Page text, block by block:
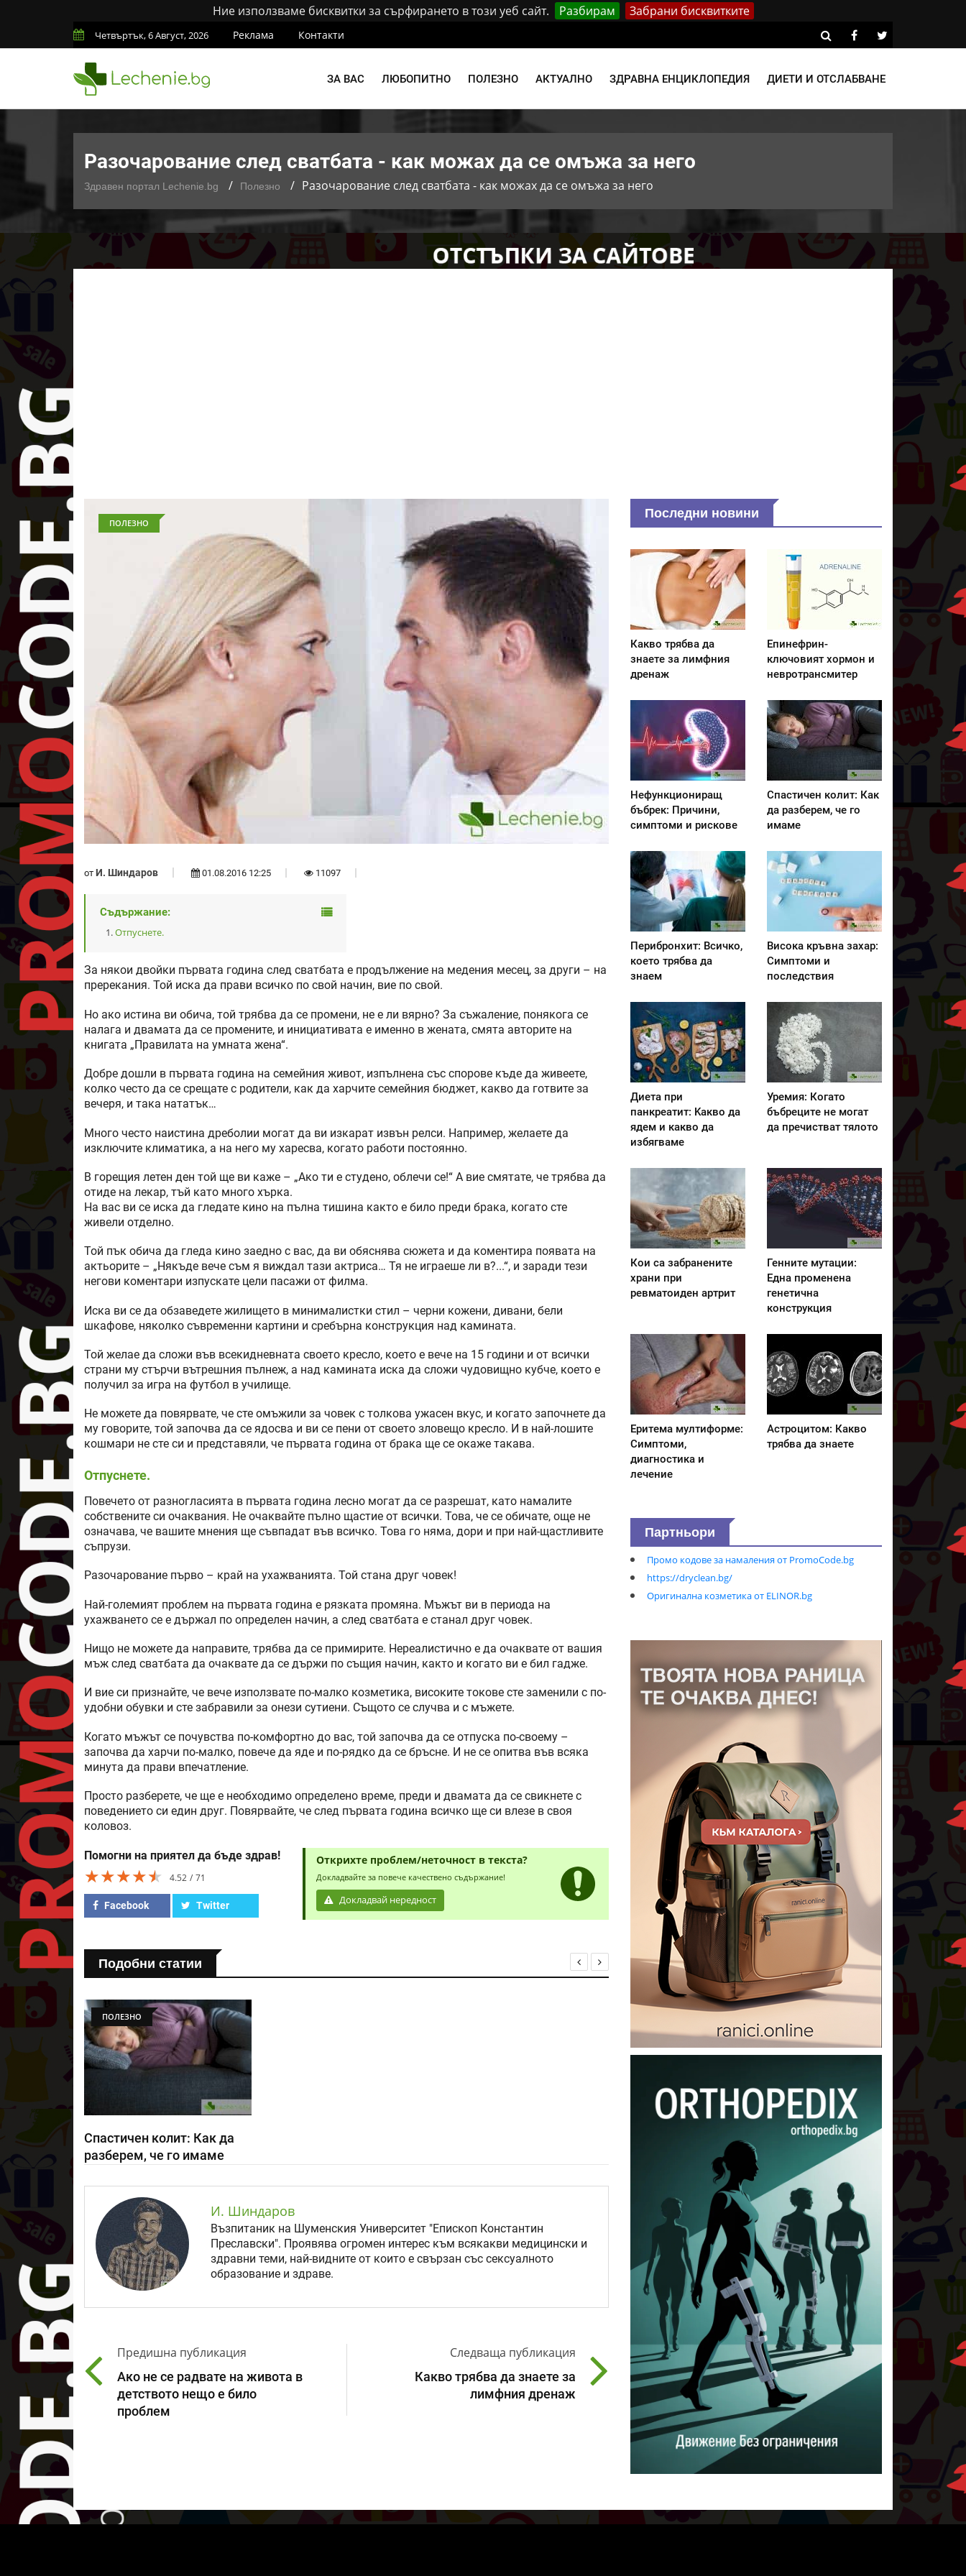
Ние използваме бисквитки за сърфирането в този уеб сайт. Разбирам Забрани бисквитките
Четвъртък, 6 Август, 2026 Реклама Контакти
ЗА ВАС ЛЮБОПИТНО ПОЛЕЗНО АКТУАЛНО ЗДРАВНА ЕНЦИКЛОПЕДИЯ ДИЕТИ И ОТСЛАБВАНЕ
Разочарование след сватбата - как можах да се омъжа за него
Здравен портал Lechenie.bg Полезно Разочарование след сватбата - как можах да се омъжа за него
ПОЛЕЗНО
от И. Шиндаров 01.08.2016 12:25 11097
Съдържание:
Отпуснете.
За някои двойки първата година след сватбата е продължение на медения месец, за други – на
пререкания. Той иска да прави всичко по свой начин, вие по свой.
Но ако истина ви обича, той трябва да се промени, не е ли вярно? За съжаление, понякога се
налага и двамата да се промените, и инициативата е именно в жената, смята авторите на
книгата „Правилата на умната жена“.
Добре дошли в първата година на семейния живот, изпълнена със спорове къде да живеете,
колко често да се срещате с родители, как да харчите семейния бюджет, какво да готвите за
вечеря, и така нататък…
Много често наистина дреболии могат да ви изкарат извън релси. Например, желаете да
изключите климатика, а на него му харесва, когато работи постоянно.
В горещия летен ден той ще ви каже – „Ако ти е студено, облечи се!“ А вие смятате, че трябва да
отиде на лекар, тъй като много хърка.
На вас ви се иска да гледате кино на пълна тишина както е било преди брака, когато сте
живели отделно.
Той пък обича да гледа кино заедно с вас, да ви обяснява сюжета и да коментира появата на
актьорите – „Някъде вече съм я виждал тази актриса… Тя не играеше ли в?...“, и заради тези
негови коментари изпускате цели пасажи от филма.
Иска ви се да обзаведете жилището в минималистки стил – черни кожени, дивани, бели
шкафове, няколко съвременни картини и сребърна конструкция над камината.
Той желае да сложи във всекидневната своето кресло, което е вече на 15 години и от всички
страни му стърчи вътрешния пълнеж, а над камината иска да сложи чудовищно кубче, което е
получил за игра на футбол в училище.
Не можете да повярвате, че сте омъжили за човек с толкова ужасен вкус, и когато започнете да
му говорите, той започва да се ядосва и ви се пени от своето зловещо кресло. И в най-лошите
кошмари не сте си и представяли, че първата година от брака ще се окаже такава.
Отпуснете.
Повечето от разногласията в първата година лесно могат да се разрешат, като намалите
собствените си очаквания. Не очаквайте пълно щастие от всички. Това, че се обичате, още не
означава, че вашите мнения ще съвпадат във всичко. Това го няма, дори и при най-щастливите
съпрузи.
Разочарование първо – край на ухажванията. Той стана друг човек!
Най-големият проблем на първата година е рязката промяна. Мъжът ви в периода на
ухажването се е държал по определен начин, а след сватбата е станал друг човек.
Нищо не можете да направите, трябва да се примирите. Нереалистично е да очаквате от вашия
мъж след сватбата да очаквате да се държи по същия начин, както и когато ви е бил гадже.
И вие си признайте, че вече използвате по-малко козметика, високите токове сте заменили с по-
удобни обувки и сте забравили за онези сутиени. Същото се случва и с мъжете.
Когато мъжът се почувства по-комфортно до вас, той започва да се отпуска по-своему –
започва да харчи по-малко, повече да яде и по-рядко да се бръсне. И не се опитва във всяка
минута да прави впечатление.
Просто разберете, че ще е необходимо определено време, преди и двамата да се свикнете с
поведението си един друг. Повярвайте, че след първата година всичко ще си влезе в своя
коловоз.
Помогни на приятел да бъде здрав!
★★★★★
★★★★★
★★★★★ 4.52 71
Facebook Twitter
Открихте проблем/неточност в текста?
Докладвайте за повече качествено съдържание!
Докладвай нередност
Подобни статии
ПОЛЕЗНО
Спастичен колит: Как да
разберем, че го имаме
И. Шиндаров
Възпитаник на Шуменския Университет "Епископ Константин
Преславски". Проявява огромен интерес към всякакви медицински и
здравни теми, най-видните от които е свързан със сексуалното
образование и здраве.
Предишна публикация
Ако не се радвате на живота в
детството нещо е било
проблем
Следваща публикация
Какво трябва да знаете за
лимфния дренаж
Последни новини
Какво трябва да
знаете за лимфния
дренаж
Епинефрин-
ключовият хормон и
невротрансмитер
Нефункциониращ
бъбрек: Причини,
симптоми и рискове
Спастичен колит: Как
да разберем, че го
имаме
Перибронхит: Всичко,
което трябва да
знаем
Висока кръвна захар:
Симптоми и
последствия
Диета при
панкреатит: Kакво да
ядем и какво да
избягваме
Уремия: Когато
бъбреците не могат
да пречистват тялото
Кои са забранените
храни при
ревматоиден артрит
Генните мутации:
Една променена
генетична
конструкция
Еритема мултиформе:
Симптоми,
диагностика и
лечение
Астроцитом: Какво
трябва да знаете
Партньори
Промо кодове за намаления от PromoCode.bg
https://dryclean.bg/
Оригинална козметика от ELINOR.bg